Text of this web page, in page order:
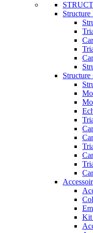
Structure
Structure
Kit